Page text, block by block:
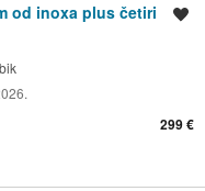
od inoxa plus četiri
299 €